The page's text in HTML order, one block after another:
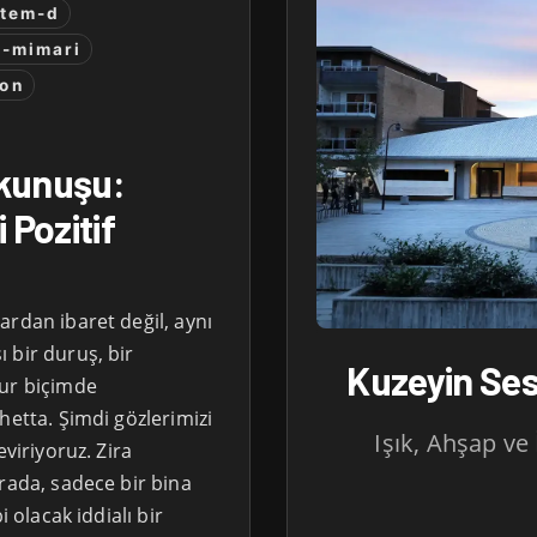
d
mimari
Pozitif
ibaret değil, aynı
bir duruş, bir
biçimde
Şimdi gözlerimizi
Zira
sadece bir bina
olacak iddialı bir
Kuzeyin
Işık, Ahşap